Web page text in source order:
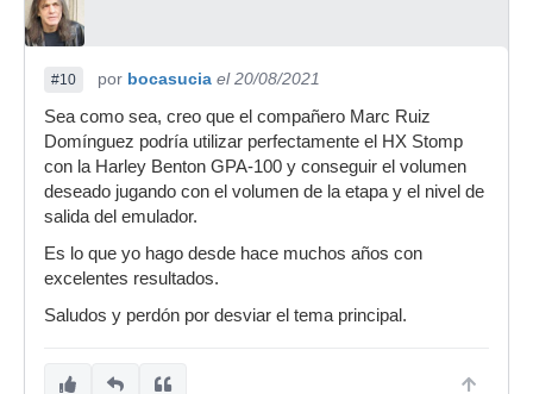
#10 por bocasucia el 20/08/2021
Sea como sea, creo que el compañero Marc Ruiz
Domínguez podría utilizar perfectamente el HX Stomp
con la Harley Benton GPA-100 y conseguir el volumen
deseado jugando con el volumen de la etapa y el nivel de
salida del emulador.
Es lo que yo hago desde hace muchos años con
excelentes resultados.
Saludos y perdón por desviar el tema principal.